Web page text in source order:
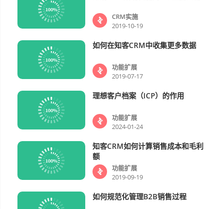
CRM实施
2019-10-19
如何在知客CRM中收集更多数据
功能扩展
2019-07-17
理想客户档案（ICP）的作用
功能扩展
2024-01-24
知客CRM如何计算销售成本和毛利
额
功能扩展
2019-09-19
如何规范化管理B2B销售过程